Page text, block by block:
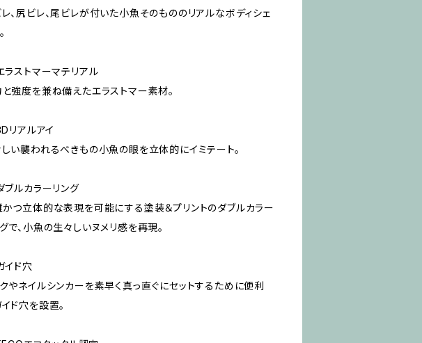
、尻ビレ、尾ビレが付いた小魚そのもののリアルなボディシェ
ストマーマテリアル
強度を兼ね備えたエラストマー素材。
リアルアイ
い襲われるべきもの小魚の眼を立体的にイミテート。
ルカラーリング
つ立体的な表現を可能にする塗装＆プリントのダブルカラー
で、小魚の生々しいヌメリ感を再現。
ド穴
やネイルシンカーを素早く真っ直ぐにセットするために便利
ド穴を設置。